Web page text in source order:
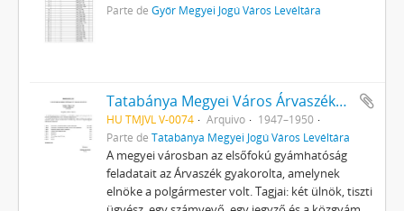
Parte de Győr Megyei Jogú Város Levéltára
Tatabánya Megyei Város Árvaszékének iratai
HU TMJVL V-0074 Arquivo
1947–1950
Parte de Tatabánya Megyei Jogú Város Levéltára
A megyei városban az elsőfokú gyámhatóság
feladatait az Árvaszék gyakorolta, amelynek
elnöke a polgármester volt. Tagjai: két ülnök, tiszti